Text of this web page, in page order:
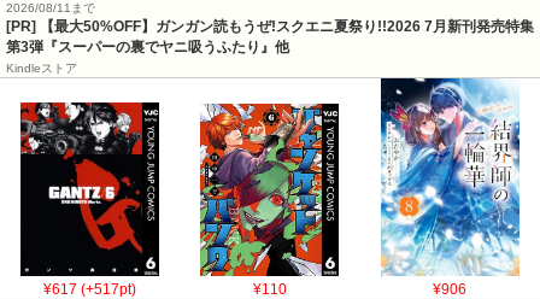
2026/08/11まで
[PR] 【最大50%OFF】ガンガン読もうぜ!スクエニ夏祭り!!2026 7月新刊発売特集
第3弾『スーパーの裏でヤニ吸うふたり』他
Kindleストア
¥617 (+517pt) ¥110 ¥906